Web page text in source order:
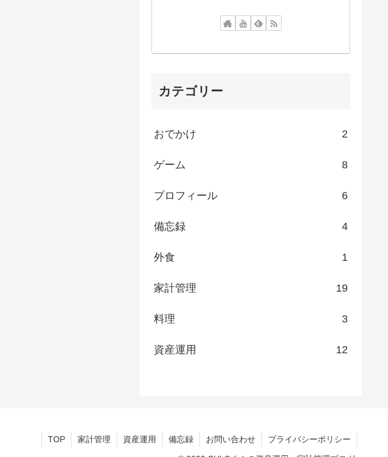
カテゴリー
おでかけ 2
ゲーム 8
プロフィール 6
備忘録 4
外食 1
家計管理 19
料理 3
資産運用 12
TOP 家計管理 資産運用 備忘録 お問い合わせ プライバシーポリシー